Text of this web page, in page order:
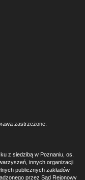
zastrzeżone.
z siedzibą w Poznaniu, os.
innych organizacji
publicznych zakładów
przez Sąd Rejonowy